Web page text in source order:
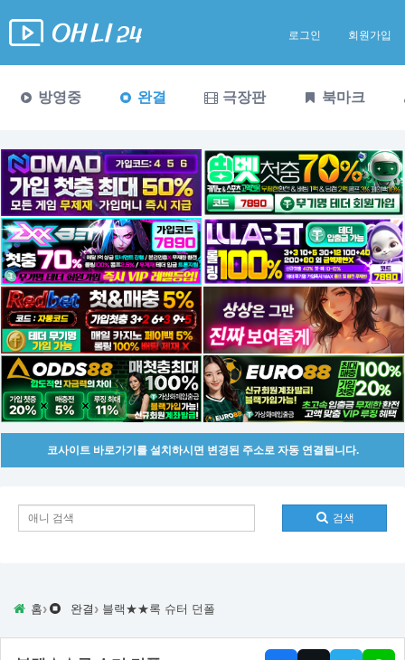
로그인 회원가입
방영중 완결 극장판 북마크
코사이트 바로가기를 설치하시면 변경된 주소로 자동 연결됩니다.
검색
홈› 완결 › 블랙★★록 슈터 던폴